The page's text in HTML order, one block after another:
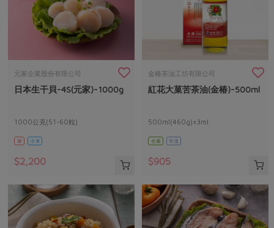
元家企業股份有限公司
日本生干貝-4S(元家)-1000g
1000公克(51-60粒)
葷 冷凍
$2,200
金椿茶油工坊有限公司
紅花大菓苦茶油(金椿)-500ml
500ml(460g)±3ml
全素 常溫
$905